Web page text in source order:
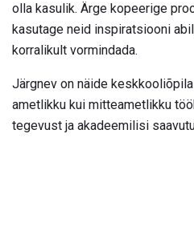
olla kasulik. Ärge kopeerige
kasutage neid inspiratsiooni
korralikult vormindada.
Järgnev on näide
ametlikku kui mitteametlikku
tegevust ja akadeemilisi